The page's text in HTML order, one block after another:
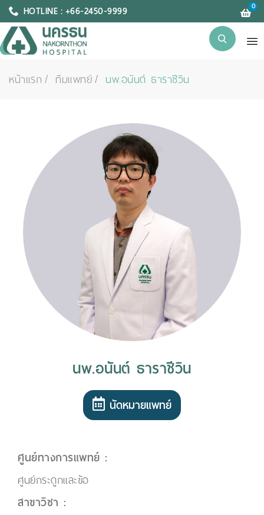
HOTLINE : +66-2450-9999 0
หน้าแรก ทีมแพทย์ นพ.อนันต์ ธาราชีวิน
นพ.อนันต์ ธาราชีวิน
นัดหมายแพทย์
ศูนย์ทางการแพทย์ :
ศูนย์กระดูกและข้อ
สาขาวิชา :